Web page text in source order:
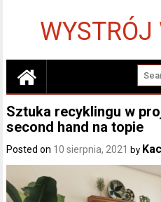
Sztuka recyklingu w
second hand na topie
Posted on 10 sierpnia, 2021 by